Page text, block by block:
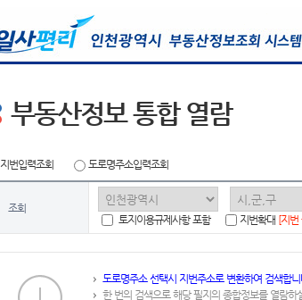
부동산정보 통합 열람
지번입력조회 도로명주소입력조회
조회
토지이용규제사항 포함
지번확대 [지번
도로명주소 선택시 지번주소로 변환하여 검색합
한 번의 검색으로 해당 필지의 종합정보를 열람하